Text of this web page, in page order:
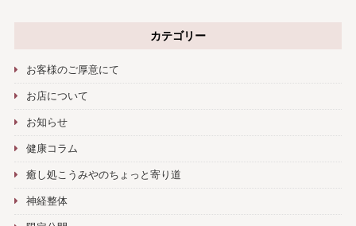
カテゴリー
お客様のご厚意にて
お店について
お知らせ
健康コラム
癒し処こうみやのちょっと寄り道
神経整体